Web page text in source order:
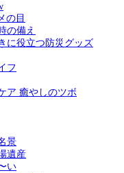
の目
の備え
に役立つ防災グッズ
フ
ア 癒やしのツボ
景
遺産
い